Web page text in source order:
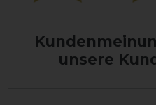
unsere